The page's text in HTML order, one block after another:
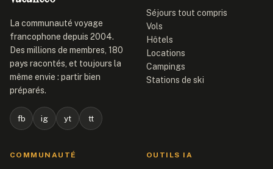
La communauté voyage
francophone depuis 2004.
Des millions de membres, 180
pays racontés, et toujours la
même envie : partir bien
préparés.
fb ig yt tt
Séjours tout compris
Vols
Hôtels
Locations
Campings
Stations de ski
COMMUNAUTÉ OUTILS IA